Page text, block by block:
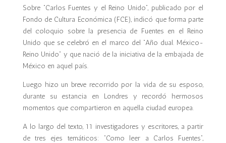
Sobre “Carlos Fuentes y el Reino Unido”, publicado por el
Fondo de Cultura Económica (FCE), indicó que forma parte
del coloquio sobre la presencia de Fuentes en el Reino
Unido que se celebró en el marco del “Año dual. México-
Reino Unido” y que nació de la iniciativa de la embajada de
México en aquel país.
Luego hizo un breve recorrido por la vida de su esposo,
durante su estancia en Londres y recordó hermosos
momentos que compartieron en aquella ciudad europea.
A lo largo del texto, 11 investigadores y escritores, a partir
de tres ejes temáticos: “Como leer a Carlos Fuentes”,